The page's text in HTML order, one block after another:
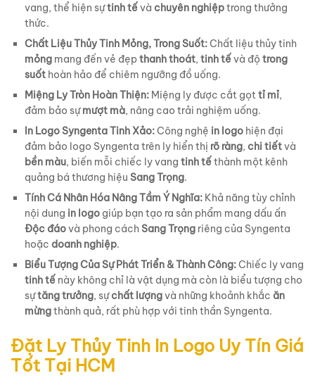
vang, thể hiện sựtinh tếvà chuyên nghiệptrong thưởng
thức.
Chất Liệu Thủy Tinh Mỏng, Trong Suốt:Chất liệu thủy tinh
mỏng mang đến vẻ đẹpthanh thoát, tinh tếvà độtrong
suốt hoàn hảo để chiêm ngưỡng đồ uống.
Miệng Ly Tròn Hoàn Thiện: Miệng ly được cắt gọttỉ mỉ,
đảm bảo sựmượt mà, nâng cao trải nghiệm uống.
In Logo Syngenta Tinh Xảo:Công nghệ in logo hiện đại
đảm bảo logo Syngenta trên ly hiển thị rõ ràng, chi tiếtvà
bền màu, biến mỗi chiếc ly vang tinh tếthành một kênh
quảng bá thương hiệu Sang Trọng.
Tính Cá Nhân Hóa Nâng Tầm Ý Nghĩa: Khả năng tùy chỉnh
nội dung in logo giúp bạn tạo ra sản phẩm mang dấu ấn
Độc đáovà phong cáchSang Trọng riêng của Syngenta
hoặc doanh nghiệp.
Biểu Tượng Của Sự Phát Triển & Thành Công:Chiếc ly vang
tinh tế này không chỉ là vật dụng mà còn là biểu tượng cho
sựtăng trưởng, sựchất lượngvà những khoảnh khắc ăn
mừngthành quả, rất phù hợp với tinh thần Syngenta.
Đặt Ly Thủy Tinh In Logo Uy Tín Giá
Tốt Tại HCM